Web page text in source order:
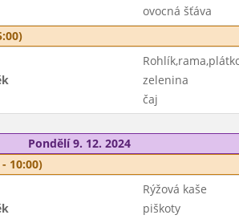
ovocná šťáva
zelenina
čaj
Pondělí 9. 12. 2024
10:00)
Rýžová kaše
piškoty